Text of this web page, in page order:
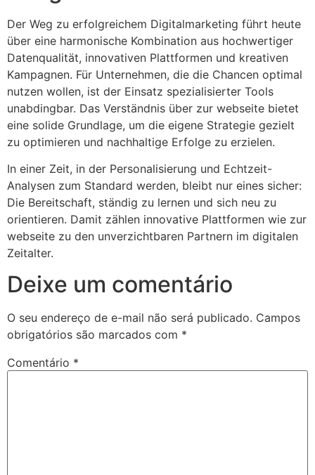
Der Weg zu erfolgreichem Digitalmarketing führt heute
über eine harmonische Kombination aus hochwertiger
Datenqualität, innovativen Plattformen und kreativen
Kampagnen. Für Unternehmen, die die Chancen optimal
nutzen wollen, ist der Einsatz spezialisierter Tools
unabdingbar. Das Verständnis über zur webseite bietet
eine solide Grundlage, um die eigene Strategie gezielt
zu optimieren und nachhaltige Erfolge zu erzielen.
In einer Zeit, in der Personalisierung und Echtzeit-
Analysen zum Standard werden, bleibt nur eines sicher:
Die Bereitschaft, ständig zu lernen und sich neu zu
orientieren. Damit zählen innovative Plattformen wie zur
webseite zu den unverzichtbaren Partnern im digitalen
Zeitalter.
Deixe um comentário
O seu endereço de e-mail não será publicado. Campos
obrigatórios são marcados com *
Comentário *